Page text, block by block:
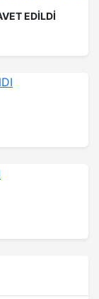
EDİLDİ